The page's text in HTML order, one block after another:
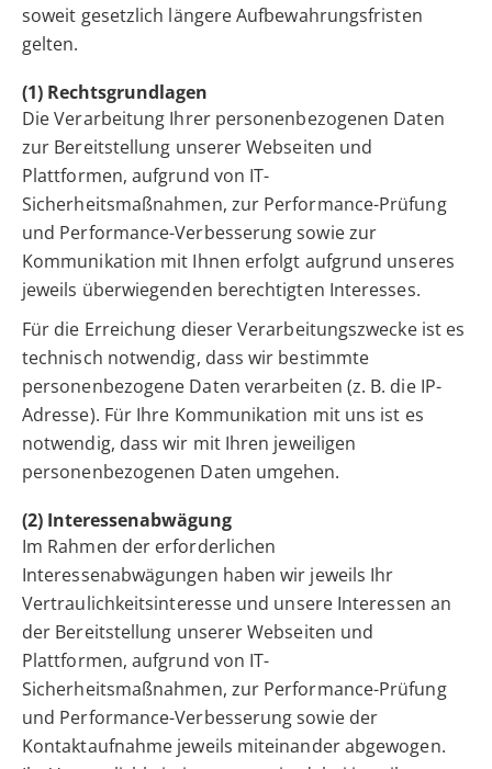
soweit gesetzlich längere Aufbewahrungsfristen
gelten.
(1) Rechtsgrundlagen
Die Verarbeitung Ihrer personenbezogenen Daten
zur Bereitstellung unserer Webseiten und
Plattformen, aufgrund von IT-
Sicherheitsmaßnahmen, zur Performance-Prüfung
und Performance-Verbesserung sowie zur
Kommunikation mit Ihnen erfolgt aufgrund unseres
jeweils überwiegenden berechtigten Interesses.
Für die Erreichung dieser Verarbeitungszwecke ist es
technisch notwendig, dass wir bestimmte
personenbezogene Daten verarbeiten (z. B. die IP-
Adresse). Für Ihre Kommunikation mit uns ist es
notwendig, dass wir mit Ihren jeweiligen
personenbezogenen Daten umgehen.
(2) Interessenabwägung
Im Rahmen der erforderlichen
Interessenabwägungen haben wir jeweils Ihr
Vertraulichkeitsinteresse und unsere Interessen an
der Bereitstellung unserer Webseiten und
Plattformen, aufgrund von IT-
Sicherheitsmaßnahmen, zur Performance-Prüfung
und Performance-Verbesserung sowie der
Kontaktaufnahme jeweils miteinander abgewogen.